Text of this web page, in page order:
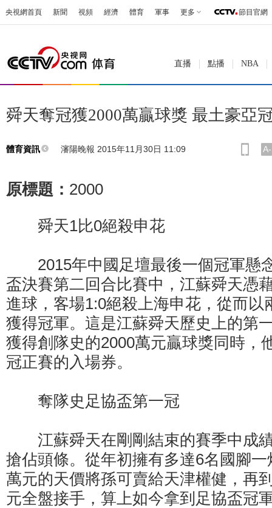
央視網首頁 新聞 視頻 經濟 體育 軍事 更多 節目官網
直播 點播 NBA
舜天奪冠獲2000萬贏球獎 最土豪亞
體育資訊 瀋陽晚報 2015年11月30日 11:09 A-
原標題： 2000
舜天1比0絕殺申花
2015年中國足壇最後一個冠軍懸
盃決賽第二回合比賽中，江蘇舜天憑
進球，客場1:0絕殺上海申花，從而以
獲得冠軍。這是江蘇舜天歷史上的第
獲得創隊史的2000萬元贏球獎同時，
冠正賽的入場券。
奪隊史足協盃第一冠
江蘇舜天在剛剛結束的賽季中成
搶佔頭條。從年初擁有多達6名國腳
萬元的天價將孫可賣給天津權健，再
元全盤接手，算上如今拿到足協盃冠